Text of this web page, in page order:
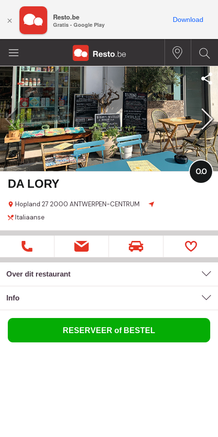
DA LORY
Hopland 27 2000 ANTWERPEN-CENTRUM
0.0
Italiaanse
Over dit restaurant
Info
RESERVEER of BESTEL
× Resto.be
Gratis - Google Play
Download